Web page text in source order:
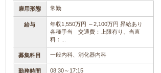
雇用形態 常勤
給与
年収1,550万円 ～2,100万円 昇給あり
各種手当 交通費：上限有り、当直
料：...
募集科目 一般内科、消化器内科
勤務時間 08:30～17:15